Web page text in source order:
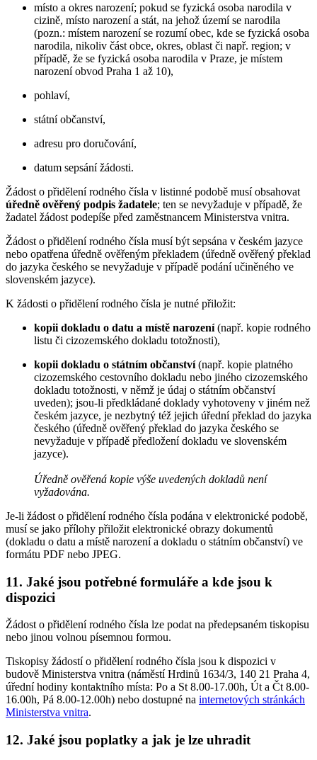
místo a okres narození; pokud se fyzická osoba narodila v
cizině, místo narození a stát, na jehož území se narodila
(pozn.: místem narození se rozumí obec, kde se fyzická osoba
narodila, nikoliv část obce, okres, oblast či např. region; v
případě, že se fyzická osoba narodila v Praze, je místem
narození obvod Praha 1 až 10),
pohlaví,
státní občanství,
adresu pro doručování,
datum sepsání žádosti.
Žádost o přidělení rodného čísla v listinné podobě musí obsahovat
úředně ověřený podpis žadatele; ten se nevyžaduje v případě, že
žadatel žádost podepíše před zaměstnancem Ministerstva vnitra.
Žádost o přidělení rodného čísla musí být sepsána v českém jazyce
nebo opatřena úředně ověřeným překladem (úředně ověřený překlad
do jazyka českého se nevyžaduje v případě podání učiněného ve
slovenském jazyce).
K žádosti o přidělení rodného čísla je nutné přiložit:
kopii dokladu o datu a místě narození(např. kopie rodného
listu či cizozemského dokladu totožnosti),
kopii dokladu o státním občanství(např. kopie platného
cizozemského cestovního dokladu nebo jiného cizozemského
dokladu totožnosti, v němž je údaj o státním občanství
uveden); jsou-li předkládané doklady vyhotoveny v jiném než
českém jazyce, je nezbytný též jejich úřední překlad do jazyka
českého (úředně ověřený překlad do jazyka českého se
nevyžaduje v případě předložení dokladu ve slovenském
jazyce).
Úředně ověřená kopie výše uvedených dokladů není
vyžadována.
Je-li žádost o přidělení rodného čísla podána v elektronické podobě,
musí se jako přílohy přiložit elektronické obrazy dokumentů
(dokladu o datu a místě narození a dokladu o státním občanství) ve
formátu PDF nebo JPEG.
11. Jaké jsou potřebné formuláře a kde jsou k
dispozici
Žádost o přidělení rodného čísla lze podat na předepsaném tiskopisu
nebo jinou volnou písemnou formou.
Tiskopisy žádostí o přidělení rodného čísla jsou k dispozici v
budově Ministerstva vnitra (náměstí Hrdinů 1634/3, 140 21 Praha 4,
úřední hodiny kontaktního místa: Po a St 8.00-17.00h, Út a Čt 8.00-
16.00h, Pá 8.00-12.00h) nebo dostupné na internetových stránkách
Ministerstva vnitra.
12. Jaké jsou poplatky a jak je lze uhradit